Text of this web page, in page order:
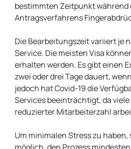
bestimmten Zeitpunkt während
Antragsverfahrens
Die Bearbeitungszeit variiert je
Service. Die meisten Visa
erhalten werden. Es gibt einen
zwei oder drei Tage dauert,
jedoch hat Covid-19 die
Services beeinträchtigt, da
reduzierter Mitarbeiterzahl
Um minimalen Stress zu